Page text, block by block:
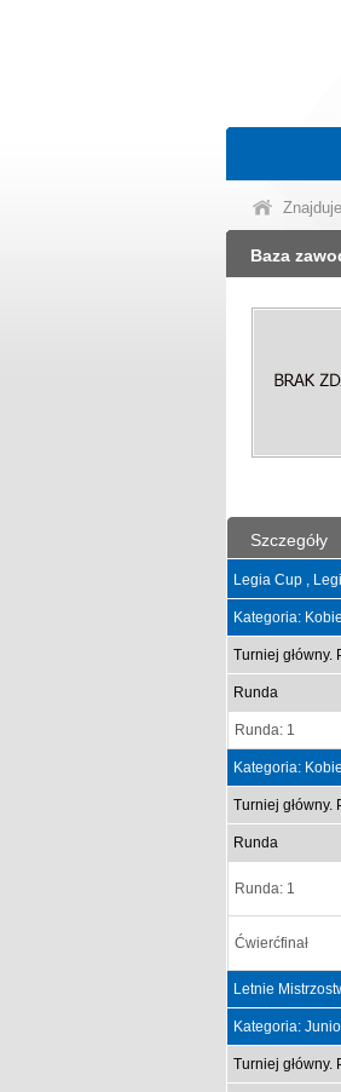
Baza
Szczegóły
Legia Cup ,
Kategoria:
Turniej główny.
Runda
Runda: 1
Kategoria:
Turniej główny.
Runda
Runda: 1
Ćwierćfinał
Letnie
Kategoria:
Turniej główny.